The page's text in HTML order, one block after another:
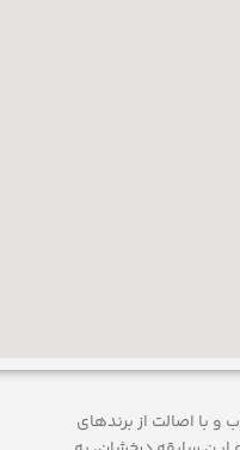
، مرغوب و با اصالت از برندهای